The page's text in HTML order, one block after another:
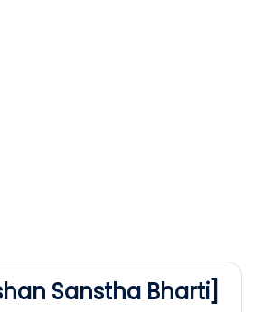
Sanstha Bharti]